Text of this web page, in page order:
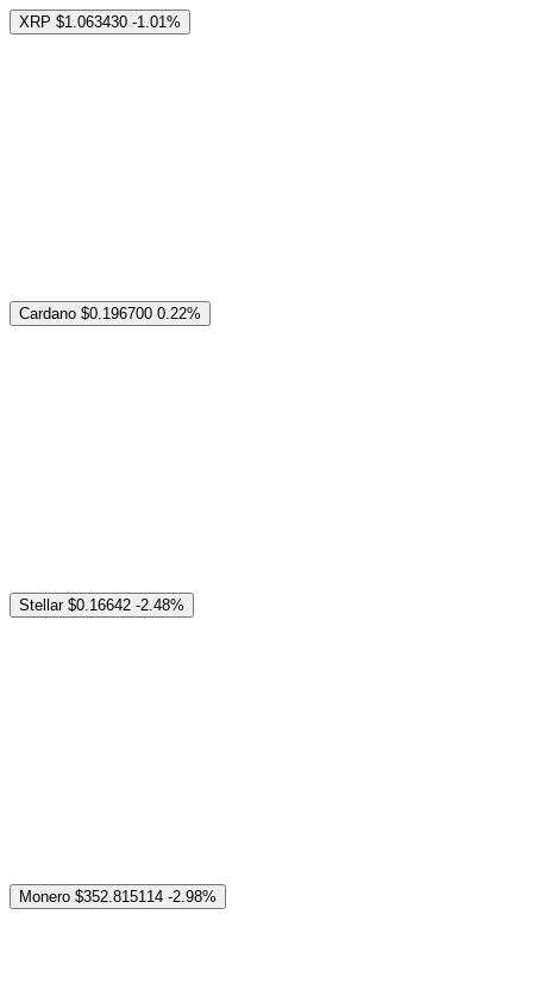
XRP $1.063430 -1.01%
Cardano $0.196700 0.22%
Stellar $0.16642 -2.48%
Monero $352.815114 -2.98%